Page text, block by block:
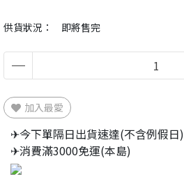
供貨狀況： 即將售完
加入最愛
✈今下單隔日出貨速達(不含例假日)
✈消費滿3000免運(本島)